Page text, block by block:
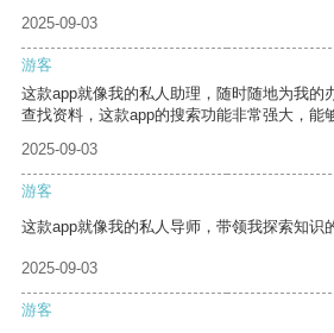
2025-09-03
游客
这款app就像我的私人助理，随时随地为我的
查找资料，这款app的搜索功能非常强大，能
2025-09-03
游客
这款app就像我的私人导师，带领我探索知识
2025-09-03
游客